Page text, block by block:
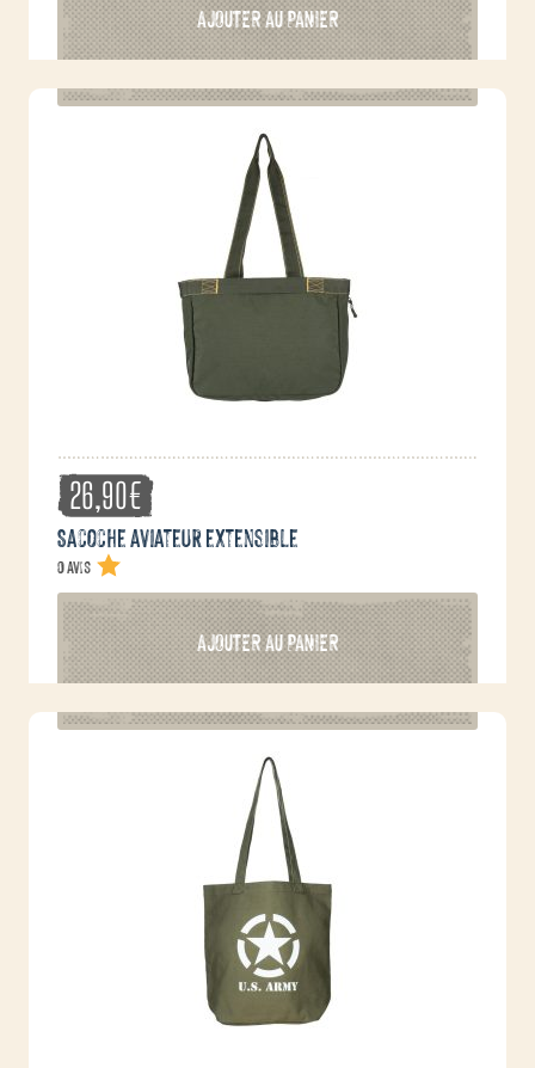
AJOUTER AU PANIER
26,90€
Sacoche aviateur extensible
0 avis
AJOUTER AU PANIER